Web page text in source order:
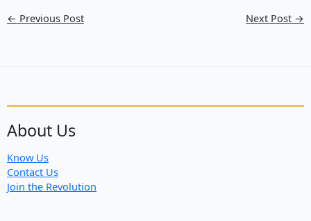
← Previous Post Next Post →
About Us
Know Us
Contact Us
Join the Revolution